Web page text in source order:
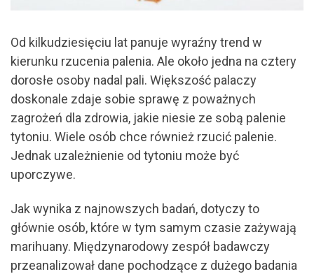
Od kilkudziesięciu lat panuje wyraźny trend w
kierunku rzucenia palenia. Ale około jedna na cztery
dorosłe osoby nadal pali. Większość palaczy
doskonale zdaje sobie sprawę z poważnych
zagrożeń dla zdrowia, jakie niesie ze sobą palenie
tytoniu. Wiele osób chce również rzucić palenie.
Jednak uzależnienie od tytoniu może być
uporczywe.
Jak wynika z najnowszych badań, dotyczy to
głównie osób, które w tym samym czasie zażywają
marihuany. Międzynarodowy zespół badawczy
przeanalizował dane pochodzące z dużego badania